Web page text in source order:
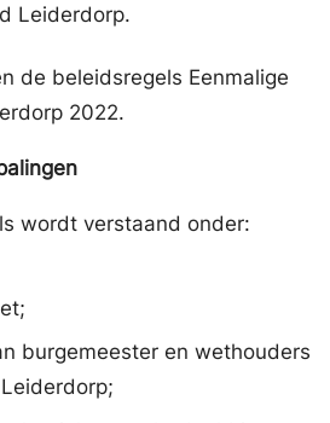
Leiderdorp.
de beleidsregels Eenmalige
2022.
wordt verstaand onder:
burgemeester en wethouders